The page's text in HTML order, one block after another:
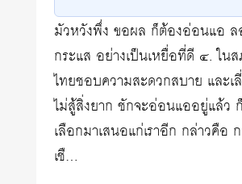
มัวหวังพึ่ง ขอผล ก็ต้องอ่อนแอ ล
กระแส อย่างเป็นเหยื่อที่ดี ๔. ใน
ไทยชอบความสะดวกสบาย และ
ไม่สู้สิ่งยาก ชักจะอ่อนแออยู่แล้ว
เลือกมาเสนอแก่เราอีก กล่าวคือ
เชื…